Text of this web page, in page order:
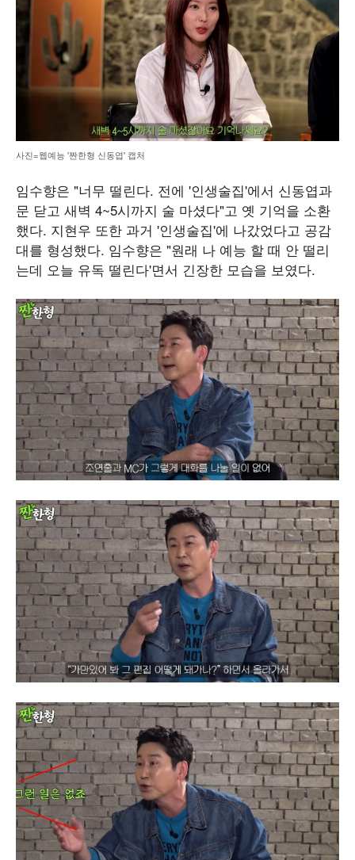
사진=웹예능 '짠한형 신동엽' 캡처
임수향은 "너무 떨린다. 전에 '인생술집'에서 신동엽과
문 닫고 새벽 4~5시까지 술 마셨다"고 옛 기억을 소환
했다. 지현우 또한 과거 '인생술집'에 나갔었다고 공감
대를 형성했다. 임수향은 "원래 나 예능 할 때 안 떨리
는데 오늘 유독 떨린다'면서 긴장한 모습을 보였다.